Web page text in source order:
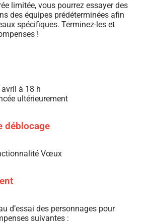
limitée, vous pourrez essayer des
des équipes prédéterminées afin
spécifiques. Terminez-les et
!
avril à 18 h
ultérieurement
déblocage
Vœux
d’essai des personnages pour
suivantes :